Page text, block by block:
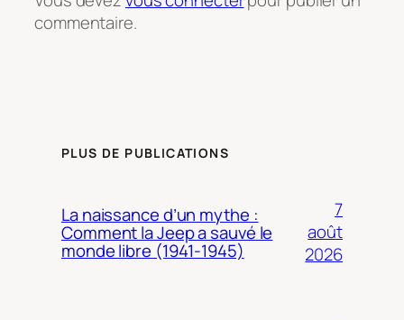
commentaire.
PLUS DE PUBLICATIONS
La naissance d’un mythe :
Comment la Jeep a sauvé le
monde libre (1941-1945)
7
août
2026